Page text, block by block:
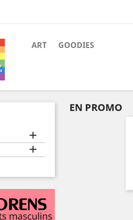
ART GOODIES


EN PROMO